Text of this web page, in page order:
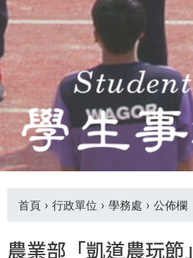
首頁 › 行政單位 › 學務處 › 公佈欄
農業部「凱道農玩節」